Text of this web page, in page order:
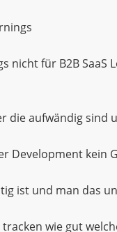
nicht für B2B SaaS
die aufwändig sind
Development kein
ist und man das
wie gut